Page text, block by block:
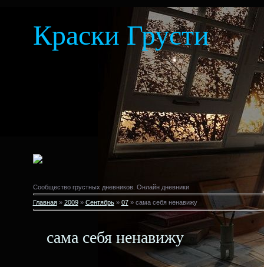
Краски Грусти
Сообщество грустных дневников. Онлайн дневники
Главная» 2009 » Сентябрь » 07» сама себя ненавижу
сама себя ненавижу